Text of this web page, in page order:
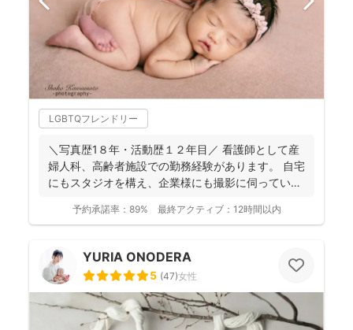
LGBTQフレンドリー
＼写真歴1８年・活動歴１２年目／ 看護師として産
婦人科、高齢者施設での勤務経験があります。 自宅
にもスタジオを構え、企業様にも撮影に伺っていま
予約承諾率： 89% 最終アクティブ： 12時間以内
YURIA ONODERA
5 (47)女性